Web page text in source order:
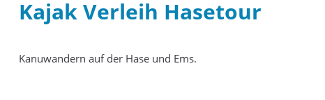
Kajak Verleih Hasetour
Kanuwandern auf der Hase und Ems.